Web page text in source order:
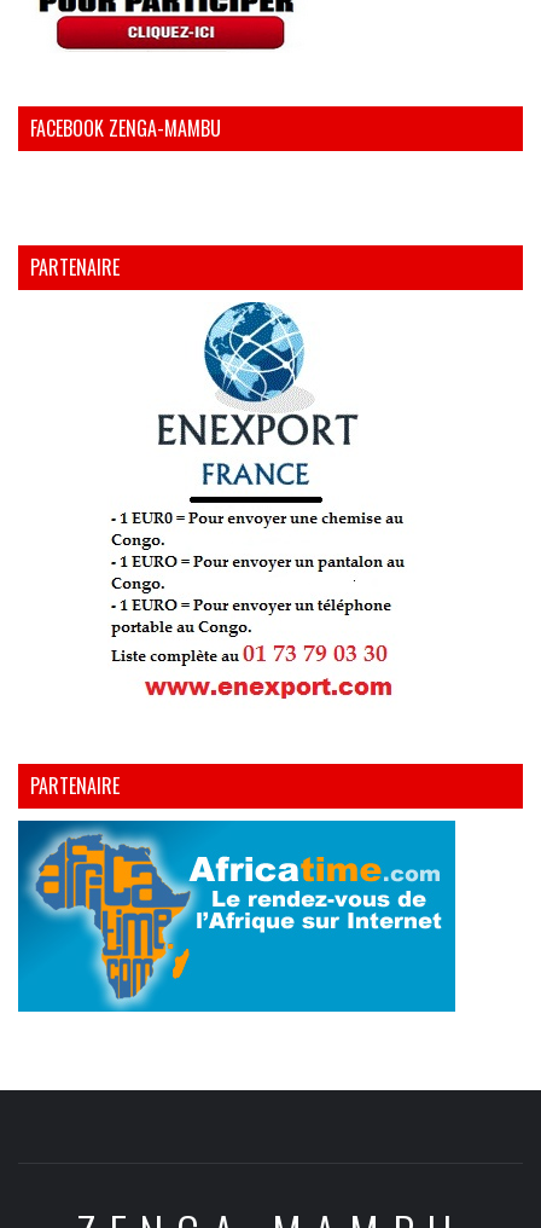
FACEBOOK ZENGA-MAMBU
PARTENAIRE
PARTENAIRE